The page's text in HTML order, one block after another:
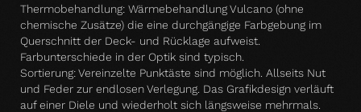
Thermobehandlung: Wärmebehandlung Vulcano (ohne
chemische Zusätze) die eine durchgängige Farbgebung im
Querschnitt der Deck- und Rücklage aufweist.
Farbunterschiede in der Optik sind typisch.
Sortierung: Vereinzelte Punktäste sind möglich. Allseits Nut
und Feder zur endlosen Verlegung. Das Grafikdesign verläuft
auf einer Diele und wiederholt sich längsweise mehrmals.